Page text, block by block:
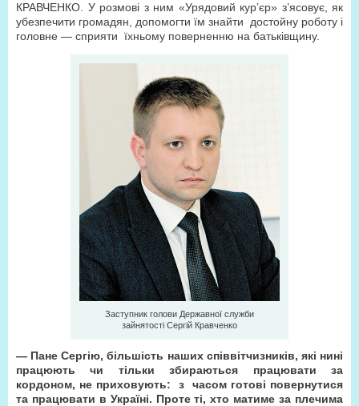
КРАВЧЕНКО. У розмові з ним «Урядовий кур’єр» з’ясовує, як
убезпечити громадян, допомогти їм знайти достойну роботу і
головне — сприяти їхньому поверненню на батьківщину.
Заступник голови Державної служби
зайнятості Сергій Кравченко
— Пане Сергію, більшість наших співвітчизників, які нині
працюють чи тільки збираються працювати за
кордоном, не приховують: з часом готові повернутися
та працювати в Україні. Проте ті, хто матиме за плечима